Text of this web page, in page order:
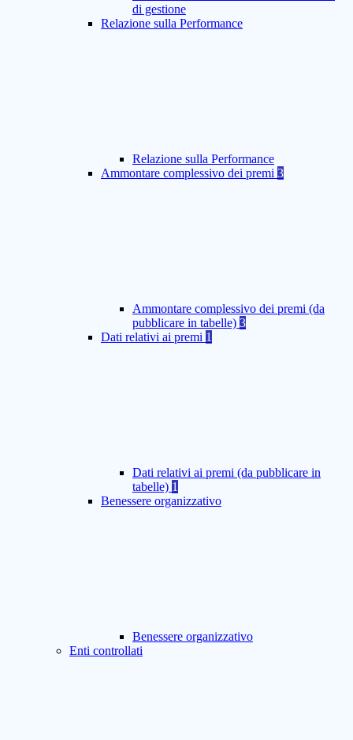
di gestione
Relazione sulla Performance
Relazione sulla Performance
Ammontare complessivo dei premi 3
Ammontare complessivo dei premi (da
pubblicare in tabelle) 3
Dati relativi ai premi 1
Dati relativi ai premi (da pubblicare in
tabelle) 1
Benessere organizzativo
Benessere organizzativo
Enti controllati